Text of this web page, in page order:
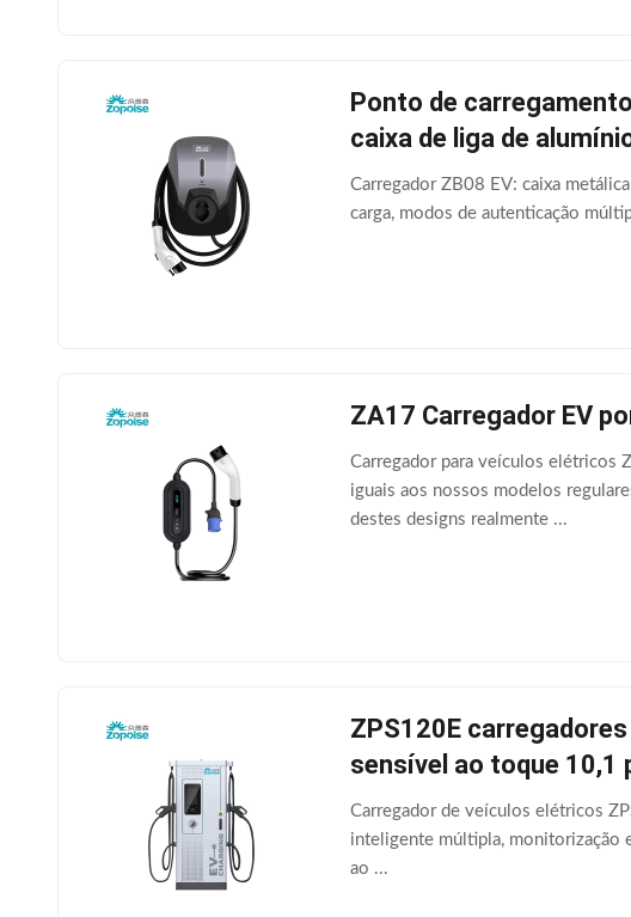
Ponto de
caixa de liga de
Carregador ZB08 EV: caixa
carga, modos de autenticação
ZA17 Carregador EV
Carregador para veículos elétricos
iguais aos nossos modelos
destes designs realmente ...
ZPS120E
sensível ao toque 10,1
Carregador de veículos elétricos
inteligente múltipla, monitorização
ao ...